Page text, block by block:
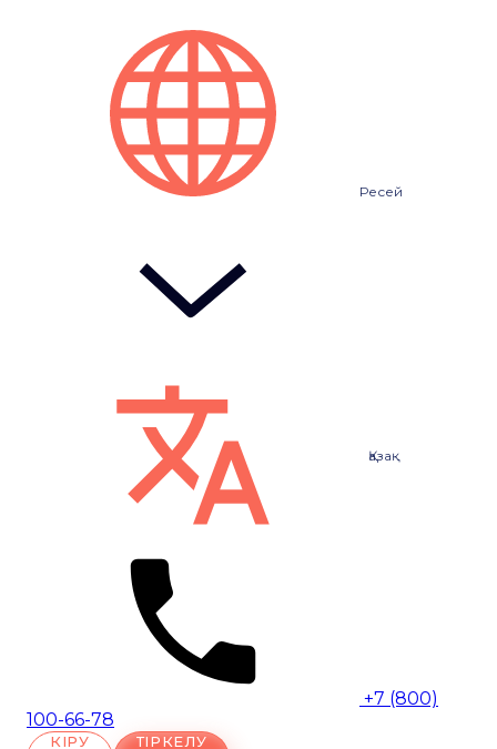
Ресей
Қазақ
+7 (800)
100-66-78
КІРУ ТІРКЕЛУ